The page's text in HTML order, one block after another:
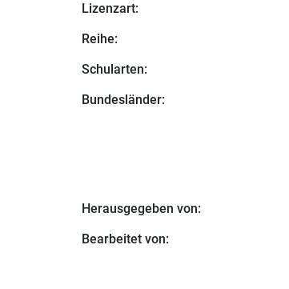
Lizenzart:
Reihe:
Schularten:
Bundesländer:
Herausgegeben von:
Bearbeitet von: